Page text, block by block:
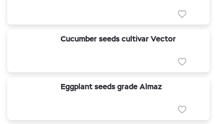
Cucumber seeds cultivar Vector
Eggplant seeds grade Almaz